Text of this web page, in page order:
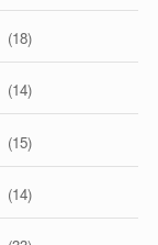
(18)
(14)
(15)
(14)